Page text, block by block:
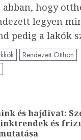
abban, hogy
legyen
pedig a lakók
Rendezett Otthon
és hajdivat:
és